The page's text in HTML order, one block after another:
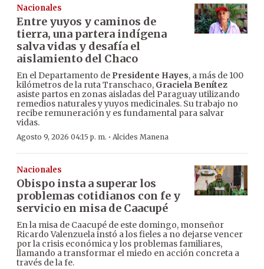
Nacionales
Entre yuyos y caminos de
tierra, una partera indígena
salva vidas y desafía el
aislamiento del Chaco
En el Departamento de Presidente Hayes, a más de 100
kilómetros de la ruta Transchaco, Graciela Benítez
asiste partos en zonas aisladas del Paraguay utilizando
remedios naturales y yuyos medicinales. Su trabajo no
recibe remuneración y es fundamental para salvar
vidas.
Agosto 9, 2026 04:15 p. m. · Alcides Manena
Nacionales
Obispo insta a superar los
problemas cotidianos con fe y
servicio en misa de Caacupé
En la misa de Caacupé de este domingo, monseñor
Ricardo Valenzuela instó a los fieles a no dejarse vencer
por la crisis económica y los problemas familiares,
llamando a transformar el miedo en acción concreta a
través de la fe.